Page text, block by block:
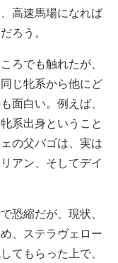
高速馬場になれば
ろう。
ろでも触れたが、
じ牝系から他にど
面白い。例えば、
系出身ということ
の父バゴは、実は
アン、そしてデイ
恐縮だが、現状、
、ステラヴェロー
てもらった上で、